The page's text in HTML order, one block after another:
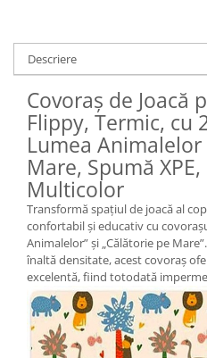
Descriere
Covoraș de Joacă
Flippy, Termic, cu
Lumea
Mare, Spumă
Multicolor
Transformă spațiul de joacă al
confortabil și educativ cu
Animalelor” și „Călătorie pe
înaltă densitate, acest covoraș
excelentă, fiind totodată